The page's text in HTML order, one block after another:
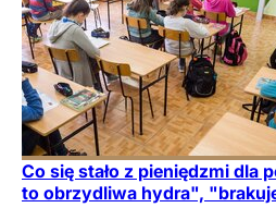
Co się stało z pieniędzmi dla
to obrzydliwa hydra",